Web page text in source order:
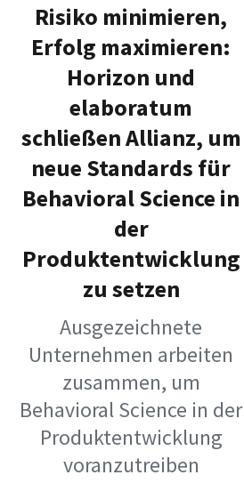
Risiko minimieren,
Erfolg maximieren:
Horizon und
elaboratum
schließen Allianz, um
neue Standards für
Behavioral Science in
der
Produktentwicklung
zu setzen
Ausgezeichnete
Unternehmen arbeiten
zusammen, um
Behavioral Science in der
Produktentwicklung
voranzutreiben